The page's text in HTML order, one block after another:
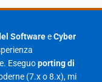
1
23
27
SoftwareeCyber
Eseguoporting di
(7.x o 8.x), mi